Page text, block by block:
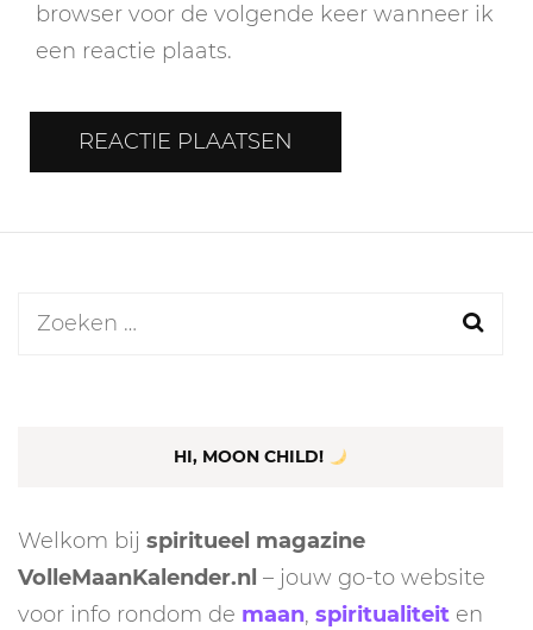
browser voor de volgende keer wanneer ik
een reactie plaats.
Zoeken
HI, MOON CHILD!
Welkom bij spiritueel magazine
VolleMaanKalender.nl – jouw go-to website
voor info rondom de maan, spiritualiteit en